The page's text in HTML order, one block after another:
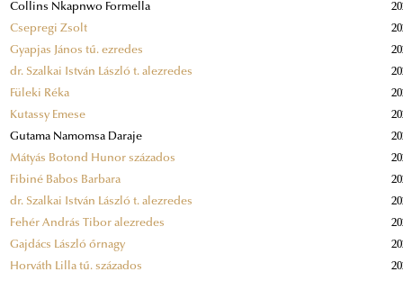
Collins Nkapnwo Formella
Csepregi Zsolt
Gyapjas János tű. ezredes
dr. Szalkai István László t. alezredes
Füleki Réka
Kutassy Emese
Gutama Namomsa Daraje
Mátyás Botond Hunor százados
Fibiné Babos Barbara
dr. Szalkai István László t. alezredes
Fehér András Tibor alezredes
Gajdács László őrnagy
Horváth Lilla tű. százados